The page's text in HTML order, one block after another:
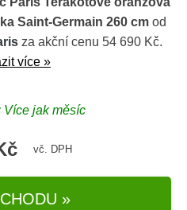
Saint-Germain 260 cmod
za akční cenu 54 690 Kč.
více »
Více jak měsíc
vč. DPH
»